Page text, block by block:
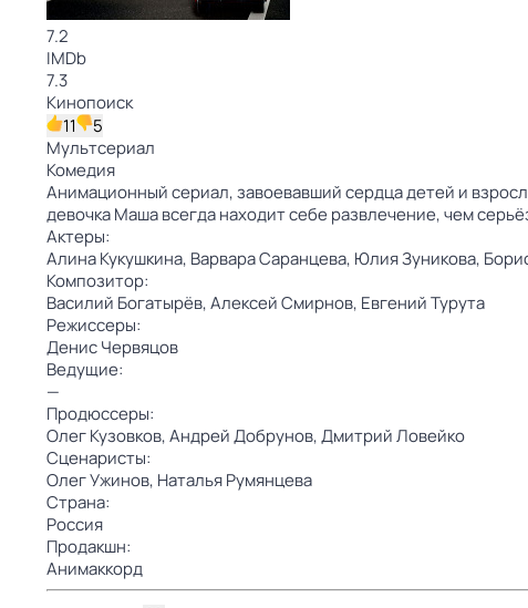
7.2
IMDb
7.3
Кинопоиск
11
5
Мультсериал
Комедия
Анимационный сериал, завоевавший сердца детей и
девочка Маша всегда находит себе развлечение, чем
Актеры:
Алина Кукушкина, Варвара Саранцева, Юлия Зуникова,
Композитор:
Василий Богатырёв,Алексей Смирнов, Евгений Турута
Режиссеры:
Денис Червяцов
Ведущие:
—
Продюссеры:
Олег Кузовков,Андрей Добрунов,Дмитрий Ловейко
Сценаристы:
Олег Ужинов, Наталья Румянцева
Страна:
Россия
Продакшн:
Анимаккорд